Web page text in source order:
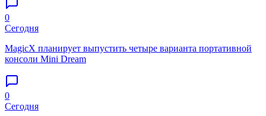
0
Сегодня
MagicX планирует выпустить четыре варианта портативной
консоли Mini Dream
0
Сегодня